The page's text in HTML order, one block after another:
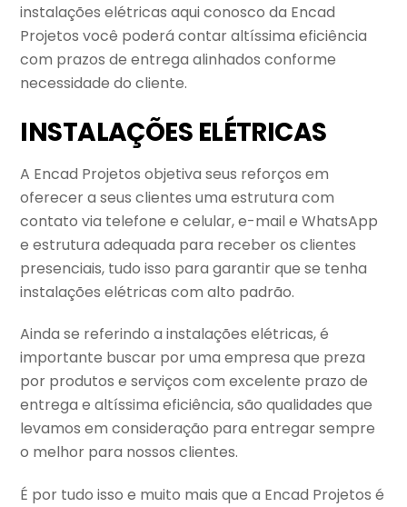
instalações elétricas aqui conosco da Encad
Projetos você poderá contar altíssima eficiência
com prazos de entrega alinhados conforme
necessidade do cliente.
INSTALAÇÕES ELÉTRICAS
A Encad Projetos objetiva seus reforços em
oferecer a seus clientes uma estrutura com
contato via telefone e celular, e-mail e WhatsApp
e estrutura adequada para receber os clientes
presenciais, tudo isso para garantir que se tenha
instalações elétricas com alto padrão.
Ainda se referindo a instalações elétricas, é
importante buscar por uma empresa que preza
por produtos e serviços com excelente prazo de
entrega e altíssima eficiência, são qualidades que
levamos em consideração para entregar sempre
o melhor para nossos clientes.
É por tudo isso e muito mais que a Encad Projetos é